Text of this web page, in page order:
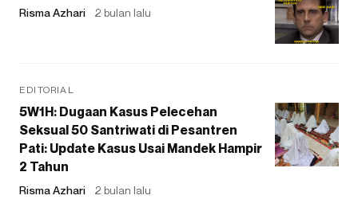
Risma Azhari 2 bulan lalu
EDITORIAL
5W1H: Dugaan Kasus Pelecehan
Seksual 50 Santriwati di Pesantren
Pati: Update Kasus Usai Mandek Hampir
2 Tahun
Risma Azhari 2 bulan lalu